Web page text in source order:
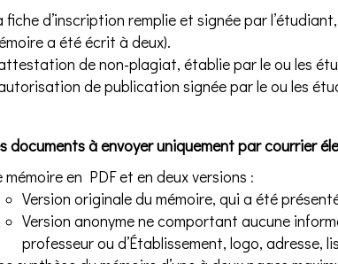
fiche d’inscription remplie et signée par
a été écrit à deux).
de non-plagiat, établie par le ou les
de publication signée par le ou les
à envoyer uniquement par courrier
mémoire en PDF et en deux versions :
Version originale du mémoire, qui a été
Version anonyme ne comportant aucune
professeur ou d’Établissement, logo, adresse,